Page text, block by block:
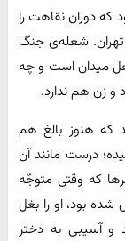
دوران نقاهت را
تهران. شعله‌ی جنگ
میدان است و چه
و زن هم ندارد.
که هنوز بالغ هم
درست مانند آن
که وقتی متوجّه
بود، او را بغل
و آسیبی به دختر